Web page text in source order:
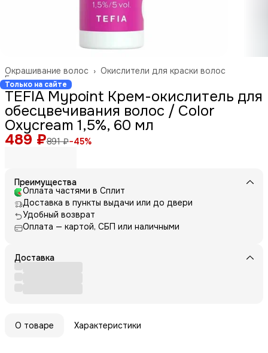
Окислители для краски волос
Окрашивание волос ›
Главная ›
Только на сайте
TEFIA Mypoint Крем-окислитель для
обесцвечивания волос / Color
Oxycream 1,5%, 60 мл
489 ₽891 ₽−45%
Преимущества
Оплата частями в Сплит
Доставка в пункты выдачи или до двери
Удобный возврат
Оплата — картой, СБП или наличными
Доставка
О товаре Характеристики